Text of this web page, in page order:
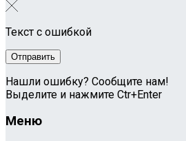
Текст с ошибкой
Нашли ошибку? Сообщите нам!
Выделите и нажмите Ctr+Enter
Меню